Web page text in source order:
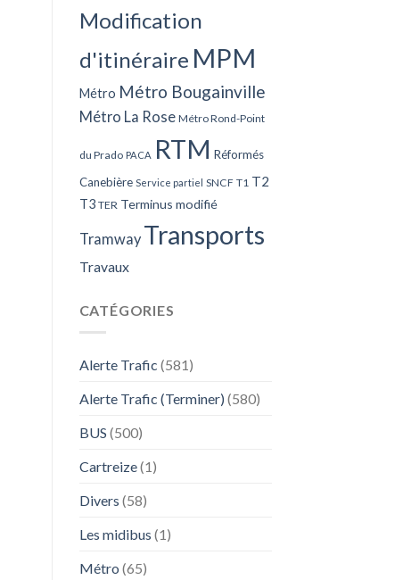
Modification
d'itinéraire MPM
Métro Métro Bougainville
Métro La Rose Métro Rond-Point
du Prado PACA RTM Réformés
Canebière Service partiel SNCF T1 T2
T3 TER Terminus modifié
Tramway Transports
Travaux
CATÉGORIES
Alerte Trafic (581)
Alerte Trafic (Terminer) (580)
BUS (500)
Cartreize(1)
Divers (58)
Les midibus (1)
Métro (65)